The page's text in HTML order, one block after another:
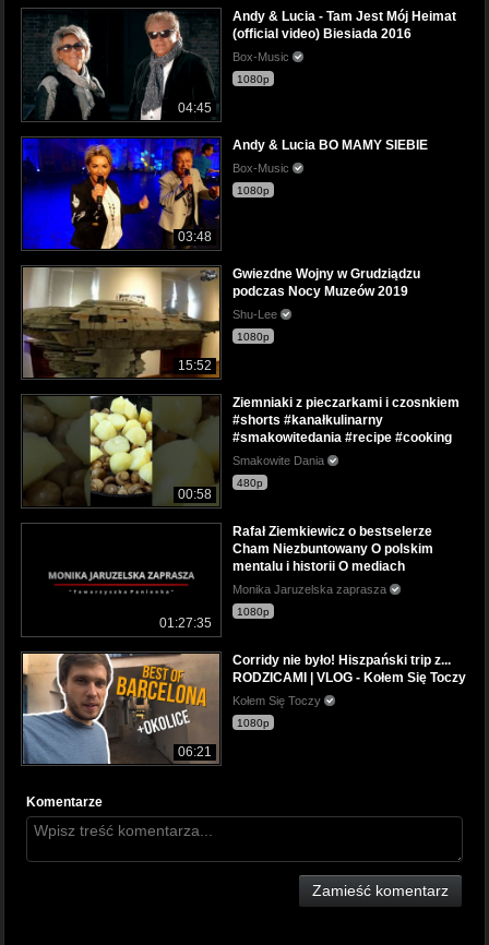
04:45
Andy & Lucia - Tam Jest Mój Heimat
(official video) Biesiada 2016
Box-Music
1080p
03:48
Andy & Lucia BO MAMY SIEBIE
Box-Music
1080p
15:52
Gwiezdne Wojny w Grudziądzu
podczas Nocy Muzeów 2019
Shu-Lee
1080p
00:58
Ziemniaki z pieczarkami i czosnkiem
#shorts #kanałkulinarny
#smakowitedania #recipe #cooking
Smakowite Dania
480p
01:27:35
Rafał Ziemkiewicz o bestselerze
Cham Niezbuntowany O polskim
mentalu i historii O mediach
Monika Jaruzelska zaprasza
1080p
06:21
Corridy nie było! Hiszpański trip z...
RODZICAMI | VLOG - Kołem Się Toczy
Kołem Się Toczy
1080p
Komentarze
Zamieść komentarz